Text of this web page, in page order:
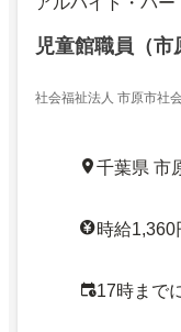
児童館職員（市
社会福祉法人 市原市社
千葉県 市
時給1,360
17時まで